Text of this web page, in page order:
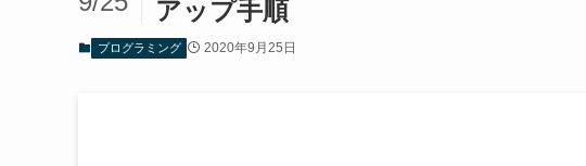
アップ手順
プログラミング 2020年9月25日